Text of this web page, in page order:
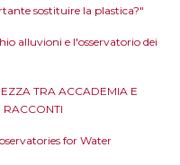
sostituire la plastica?"
alluvioni e l'osservatorio dei
TRA ACCADEMIA E
RACCONTI
for Water